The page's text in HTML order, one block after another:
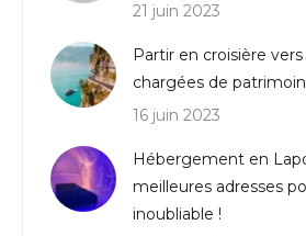
21 juin 2023
Partir en croisière
chargées de
16 juin 2023
Hébergement en
meilleures adresses
inoubliable !